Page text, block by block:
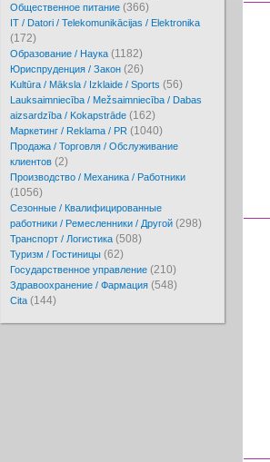
Oбщественное питание (366)
IT / Datori / Telekomunikācijas / Elektronika
(172)
Образование / Наука (1182)
Юриспруденция / Закон (26)
Kultūra / Māksla / Izklaide / Sports (56)
Lauksaimniecība / Mežsaimniecība / Dabas
aizsardzība / Kokapstrāde (162)
Маркетинг / Reklama / PR (1040)
Продажа / Торговля / Обслуживание
клиентов (2)
Производство / Механика / Работники
(1056)
Сезонные / Квалифицированные
работники / Ремесленники / Другой (298)
Транспорт / Логистика (508)
Туризм / Гостиницы (62)
Государственное управление (210)
Здравоохранение / Фармация (548)
Cita (144)